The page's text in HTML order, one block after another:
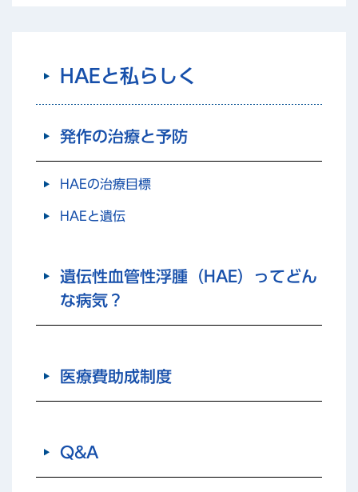
HAEと私らしく
発作の治療と予防
HAEの治療目標
HAEと遺伝
遺伝性血管性浮腫（HAE）ってどん
な病気？
医療費助成制度
Q&A